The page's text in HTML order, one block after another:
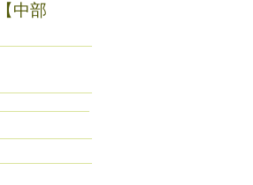
【中部